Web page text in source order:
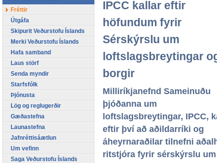
IPCC kallar eftir
höfundum fyrir
Sérskýrslu um
loftslagsbreytingar
borgir
Milliríkjanefnd Sameinuðu
þjóðanna um
loftslagsbreytingar, IPCC,
eftir því að aðildarríki og
áheyrnaraðilar tilnefni
ritstjóra fyrir sérskýrslu
Fréttir
Útgáfa
Skipurit Veðurstofu Íslands
Merki Veðurstofu Íslands
Hafa samband
Laus störf
Senda myndir
Starfsfólk
Þjónusta
Lög og reglugerðir
Gæðastefna
Launastefna
Jafnréttisáætlun
Um vefinn
Saga Veðurstofu Íslands